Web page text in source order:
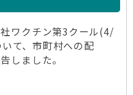
ワクチン第3クール(4/
て、市町村への配
しました。